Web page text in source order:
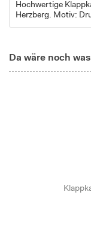
Hochwertige
Herzberg. Motiv:
Da wäre noch